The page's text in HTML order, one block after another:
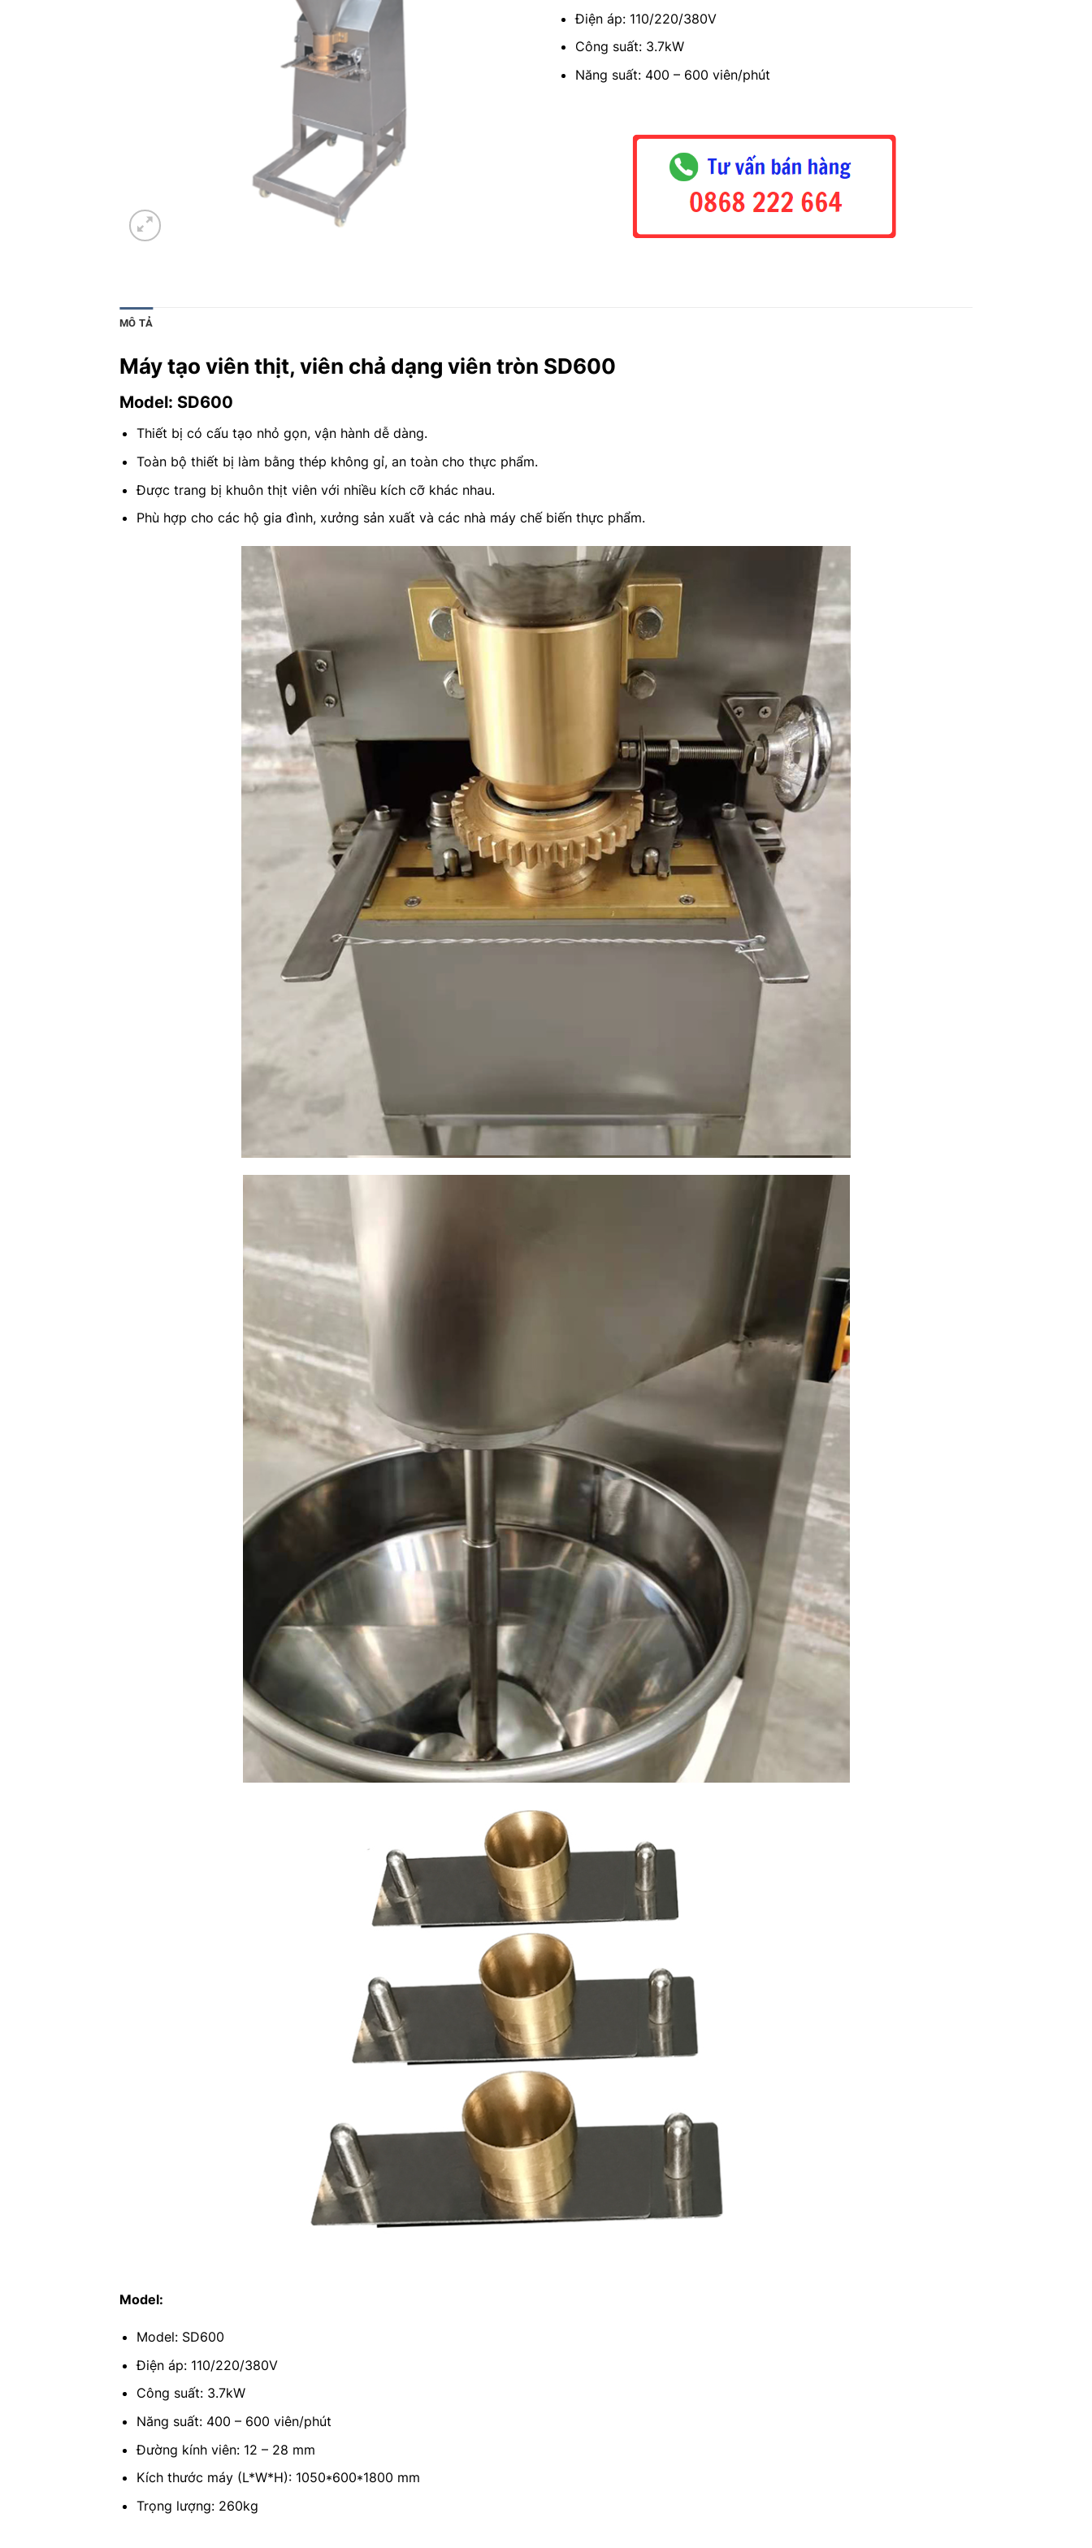
Điện áp: 110/220/380V
Công suất: 3.7kW
Năng suất: 400 – 600 viên/phút
MÔ TẢ
Máy tạo viên thịt, viên chả dạng viên tròn SD600
Model: SD600
Thiết bị có cấu tạo nhỏ gọn, vận hành dễ dàng.
Toàn bộ thiết bị làm bằng thép không gỉ, an toàn cho thực phẩm.
Được trang bị khuôn thịt viên với nhiều kích cỡ khác nhau.
Phù hợp cho các hộ gia đình, xưởng sản xuất và các nhà máy chế biến thực phẩm.
Model:
Model: SD600
Điện áp: 110/220/380V
Công suất: 3.7kW
Năng suất: 400 – 600 viên/phút
Đường kính viên: 12 – 28 mm
Kích thước máy (L*W*H): 1050*600*1800 mm
Trọng lượng: 260kg